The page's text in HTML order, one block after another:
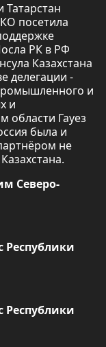
посетила
РК в РФ
Казахстана
делегации -
и
и
области Гауез
была и
не
Северо-